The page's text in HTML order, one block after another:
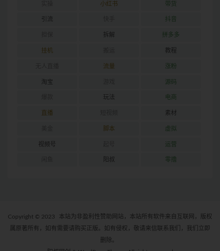
小红书 带货
引流 抖音
拆解 拼多多
挂机 教程
流量 涨粉
淘宝 源码
玩法 电商
直播 素材
脚本 虚拟
视频号 运营
阳叔 零撸
Copyright © 2023
本站为非盈利性赞助网站，本站所有软件来自互联网，版权
属原著所有，如有需要请购买正版。如有侵权，敬请来信联系我们，我们立即
删除。